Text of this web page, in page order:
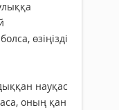
өзіңізді
науқас
оның қан